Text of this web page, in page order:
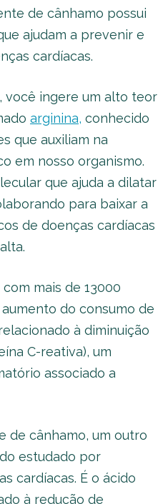
de cânhamo possui
ajudam a prevenir e
cardíacas.
você ingere um alto teor
arginina, conhecido
que auxiliam na
em nosso organismo.
que ajuda a dilatar
para baixar a
de doenças cardíacas
mais de 13000
do consumo de
à diminuição
C-reativa), um
associado a
de cânhamo, um outro
estudado por
cardíacas. É o ácido
à redução de